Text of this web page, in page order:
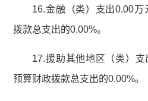
16.金融（类）支出0.00
拨款总支出的0.00%。
17.援助其他地区（类）
预算财政拨款总支出的0.00%。